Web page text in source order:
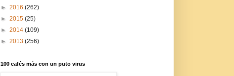
► 2016 (262)
► 2015 (25)
► 2014 (109)
► 2013 (256)
100 cafés más con un puto virus